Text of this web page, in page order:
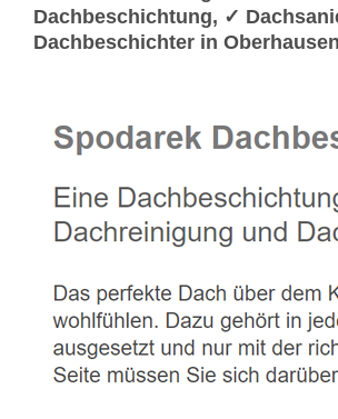
Dachbeschichtung, ✓
Dachbeschichter in